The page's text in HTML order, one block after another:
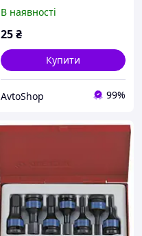
В наявності
25₴
Купити
AvtoShop 99%